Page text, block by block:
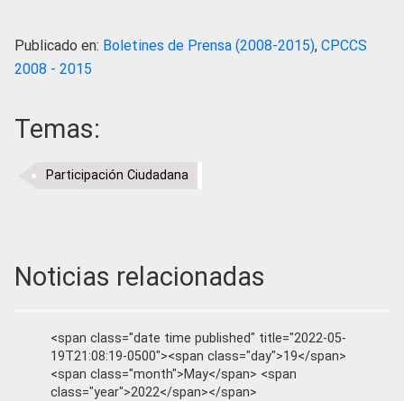
Publicado en: Boletines de Prensa (2008-2015), CPCCS
2008 - 2015
Temas:
Participación Ciudadana
Noticias relacionadas
<span class="date time published" title="2022-05-
19T21:08:19-0500"><span class="day">19</span>
<span class="month">May</span> <span
class="year">2022</span></span>